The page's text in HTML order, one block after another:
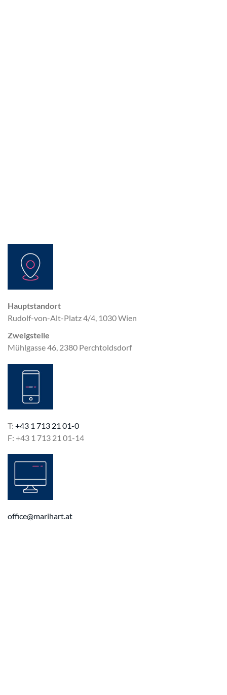
Hauptstandort
Rudolf-von-Alt-Platz 4/4, 1030 Wien
Zweigstelle
Mühlgasse 46, 2380 Perchtoldsdorf
T: +43 1 713 21 01-0
F: +43 1 713 21 01-14
office@marihart.at